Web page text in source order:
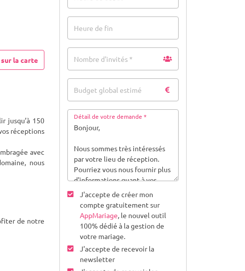
la carte
jusqu’à 150
réceptions
avec
nous
de notre
Heure de fin
Nombre d'invités *
Budget global estimé
Détail de votre demande *
J'accepte de créer mon
compte gratuitement sur
AppMariage, le nouvel outil
100% dédié à la gestion de
votre mariage.
J'accepte de recevoir la
newsletter